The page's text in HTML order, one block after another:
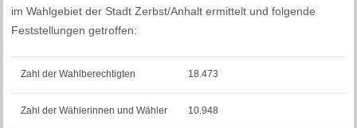
im Wahlgebiet der Stadt Zerbst/Anhalt ermittelt und folgende
Feststellungen getroffen:
Zahl der Wahlberechtigten 18.473
Zahl der Wählerinnen und Wähler 10.948